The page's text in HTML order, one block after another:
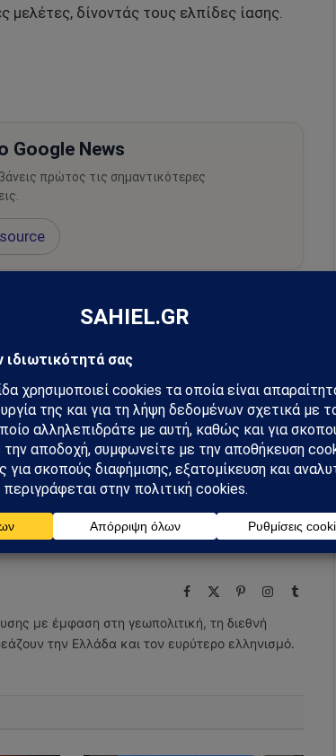
μελέτες, δίνοντάς τους ελπίδες ίασης.
Google News
πρώτος τις σημαντικότερες
Ακολουθήστε στο YouTube
Facebook Twitter Pinterest Tumblr
Facebook PinterestInstagramTumblr
με έμφαση στη γεωπολιτική, τη διεθνή
την Ελλάδα και τον ευρύτερο ελληνισμό.